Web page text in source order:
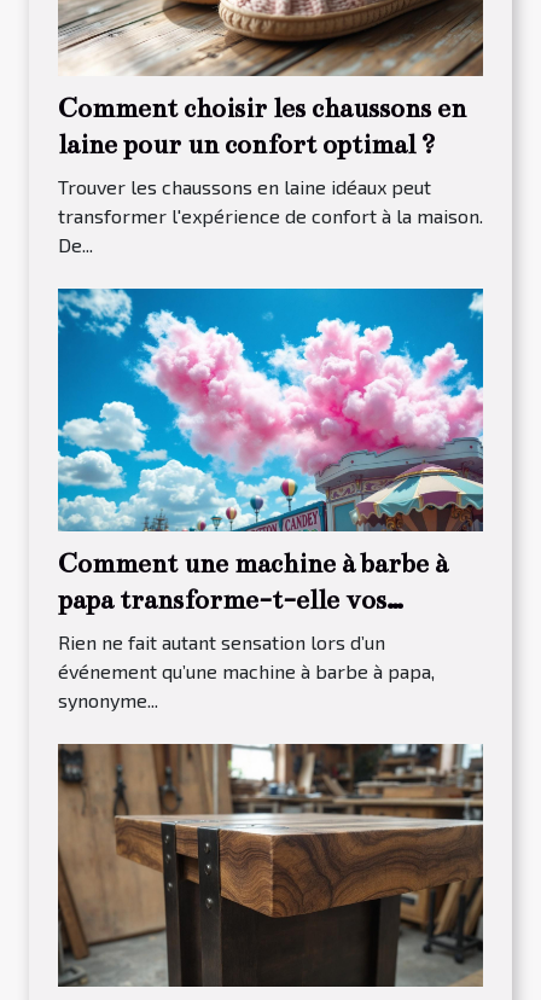
Comment choisir les chaussons en
laine pour un confort optimal ?
Trouver les chaussons en laine idéaux peut
transformer l'expérience de confort à la maison.
De...
Comment une machine à barbe à
papa transforme-t-elle vos
événements ?
Rien ne fait autant sensation lors d’un
événement qu’une machine à barbe à papa,
synonyme...